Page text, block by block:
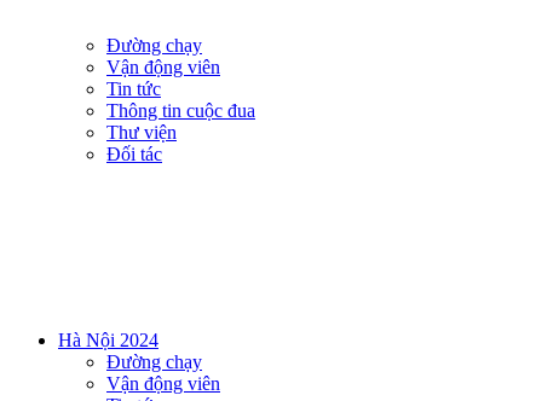
Đường chạy
Vận động viên
Tin tức
Thông tin cuộc đua
Thư viện
Đối tác
Hà Nội 2024
Đường chạy
Vận động viên